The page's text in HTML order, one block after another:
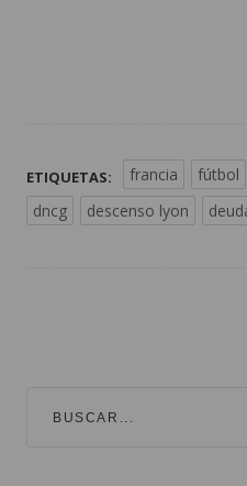
ETIQUETAS: francia fútbol
dncg
descenso lyon